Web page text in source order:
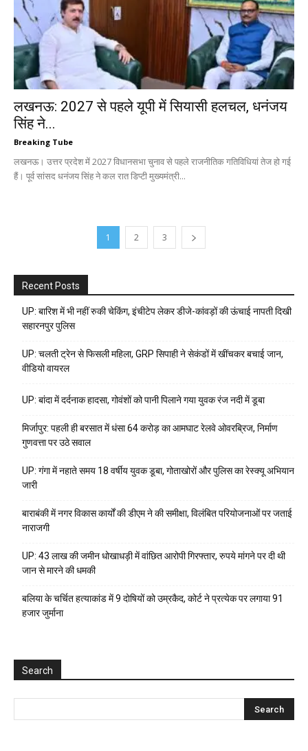
लखनऊ: 2027 से पहले यूपी में सियासी हलचल, धनंजय
सिंह ने...
Breaking Tube
लखनऊ। उत्तर प्रदेश में 2027 विधानसभा चुनाव से पहले राजनीतिक गतिविधियां तेज हो गई
हैं। पूर्व सांसद धनंजय सिंह ने कल रात डिप्टी मुख्यमंत्री...
1 2 3
Recent Posts
UP: बारिश में भी नहीं रुकी चेकिंग, इंचीटेप लेकर डीजे-कांवड़ों की ऊंचाई नापती दिखी
सहारनपुर पुलिस
UP: चलती ट्रेन से फिसली महिला, GRP सिपाही ने सेकंडों में खींचकर बचाई जान,
वीडियो वायरल
UP: बांदा में दर्दनाक हादसा, गोवंशों को पानी पिलाने गया युवक रंज नदी में डूबा
मिर्जापुर: पहली ही बरसात में धंसा 64 करोड़ का आमघाट रेलवे ओवरब्रिज, निर्माण
गुणवत्ता पर उठे सवाल
UP: गंगा में नहाते समय 18 वर्षीय युवक डूबा, गोताखोरों और पुलिस का रेस्क्यू अभियान
जारी
बाराबंकी में नगर विकास कार्यों की डीएम ने की समीक्षा, विलंबित परियोजनाओं पर जताई
नाराजगी
UP: 43 लाख की जमीन धोखाधड़ी में वांछित आरोपी गिरफ्तार, रुपये मांगने पर दी थी
जान से मारने की धमकी
बलिया के चर्चित हत्याकांड में 9 दोषियों को उम्रकैद, कोर्ट ने प्रत्येक पर लगाया ₹91
हजार जुर्माना
Search